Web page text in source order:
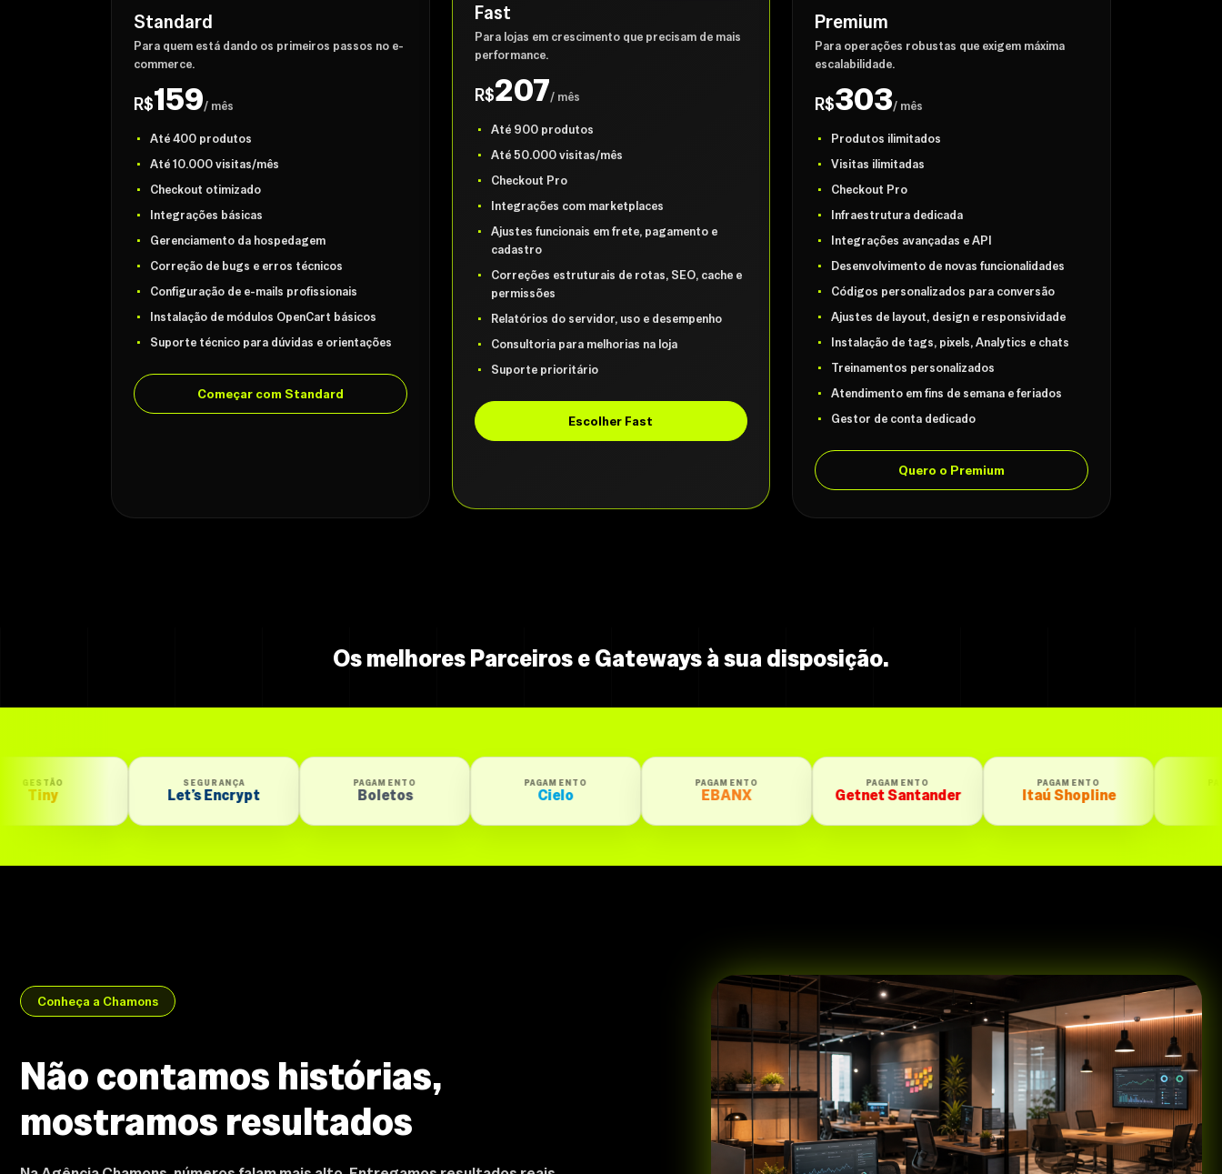
Standard
Para quem está dando os primeiros passos no e-
commerce.
R$159/ mês
Até 400 produtos
Até 10.000 visitas/mês
Checkout otimizado
Integrações básicas
Gerenciamento da hospedagem
Correção de bugs e erros técnicos
Configuração de e-mails profissionais
Instalação de módulos OpenCart básicos
Suporte técnico para dúvidas e orientações
Começar com Standard
Fast
Para lojas em crescimento que precisam de mais
performance.
R$207/ mês
Até 900 produtos
Até 50.000 visitas/mês
Checkout Pro
Integrações com marketplaces
Ajustes funcionais em frete, pagamento e
cadastro
Correções estruturais de rotas, SEO, cache e
permissões
Relatórios do servidor, uso e desempenho
Consultoria para melhorias na loja
Suporte prioritário
Escolher Fast
Premium
Para operações robustas que exigem máxima
escalabilidade.
R$303/ mês
Produtos ilimitados
Visitas ilimitadas
Checkout Pro
Infraestrutura dedicada
Integrações avançadas e API
Desenvolvimento de novas funcionalidades
Códigos personalizados para conversão
Ajustes de layout, design e responsividade
Instalação de tags, pixels, Analytics e chats
Treinamentos personalizados
Atendimento em fins de semana e feriados
Gestor de conta dedicado
Quero o Premium
Os melhores Parceiros e Gateways à sua disposição.
Let’s Encrypt
PAGAMENTO
Boletos
PAGAMENTO PAGAMENTO PAGAMENTO
Getnet Santander
PAGAMENTO
Itaú Shopline
PAGAMENTO
Iugu
Conheça a Chamons
Não contamos histórias,
mostramos resultados